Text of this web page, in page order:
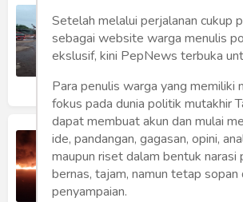
Hankam
Internasional
Bisnis
Humaniora
Sketsa
Misteri Kepemilikan
Penimbunan BBM
Akankah Terungkap
Willy Julian
Gudang Penimbunan
Natar Milik Oknum
Willy Julian
Rabu 1 May, 2024
Setelah melalui perjalanan cukup
sebagai website warga menulis
ekslusif, kini PepNews terbuka
Para penulis warga yang memiliki
fokus pada dunia politik mutakhir
dapat membuat akun dan mulai
ide, pandangan, gagasan, opini,
maupun riset dalam bentuk narasi
bernas, tajam, namun tetap sopan
penyampaian.